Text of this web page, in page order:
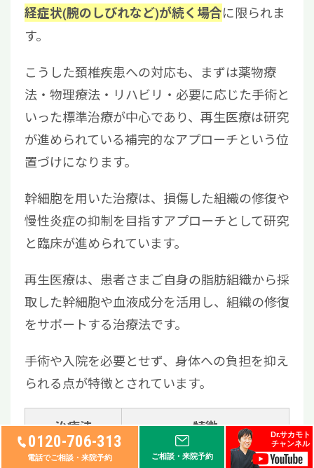
0120-706-313
電話でご相談・来院予約 ご相談・来院予約
Dr.サカモト
チャンネル
経症状(腕のしびれなど)が続く場合に限られま
す。
こうした頚椎疾患への対応も、まずは薬物療
法・物理療法・リハビリ・必要に応じた手術と
いった標準治療が中心であり、再生医療は研究
が進められている補完的なアプローチという位
置づけになります。
幹細胞を用いた治療は、損傷した組織の修復や
慢性炎症の抑制を目指すアプローチとして研究
と臨床が進められています。
再生医療は、患者さまご自身の脂肪組織から採
取した幹細胞や血液成分を活用し、組織の修復
をサポートする治療法です。
手術や入院を必要とせず、身体への負担を抑え
られる点が特徴とされています。
治療法 特徴
自己脂肪由来 患者自身の脂肪から採取し